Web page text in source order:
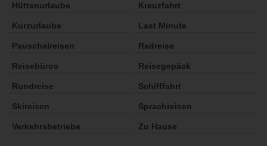
Hüttenurlaube Kreuzfahrt
Kurzurlaube Last Minute
Pauschalreisen Radreise
Reisebüros Reisegepäck
Rundreise Schifffahrt
Skireisen Sprachreisen
Verkehrsbetriebe Zu Hause